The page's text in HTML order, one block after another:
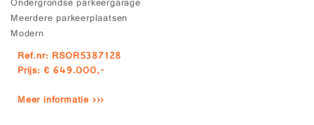
Ondergrondse parkeergarage
Meerdere parkeerplaatsen
Modern
Ref.nr: RSOR5387128
Prijs: € 649.000,-
Meer informatie ›››